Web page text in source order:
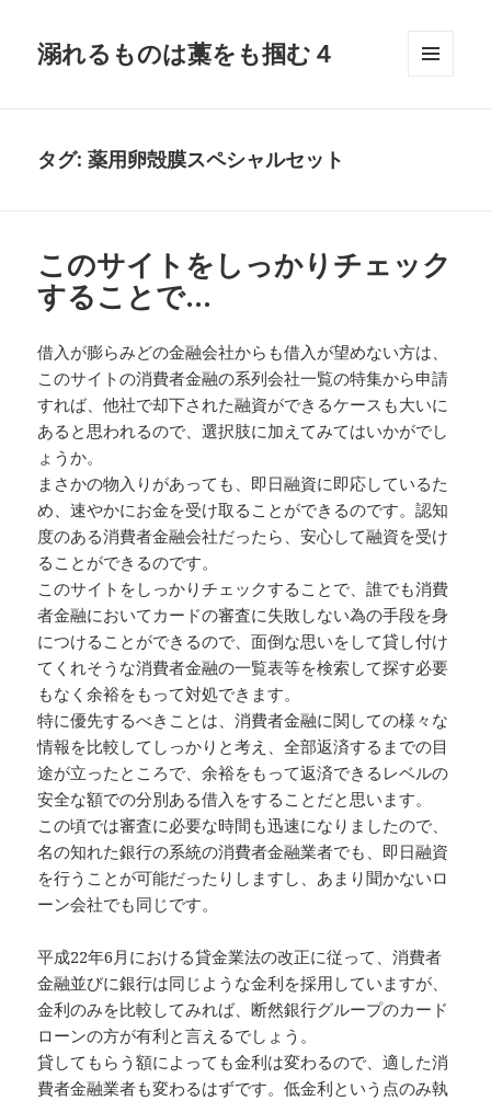
溺れるものは藁をも掴む４
タグ:薬用卵殻膜スペシャルセット
このサイトをしっかりチェック
することで…
借入が膨らみどの金融会社からも借入が望めない方は、
このサイトの消費者金融の系列会社一覧の特集から申請
すれば、他社で却下された融資ができるケースも大いに
あると思われるので、選択肢に加えてみてはいかがでし
ょうか。
まさかの物入りがあっても、即日融資に即応しているた
め、速やかにお金を受け取ることができるのです。認知
度のある消費者金融会社だったら、安心して融資を受け
ることができるのです。
このサイトをしっかりチェックすることで、誰でも消費
者金融においてカードの審査に失敗しない為の手段を身
につけることができるので、面倒な思いをして貸し付け
てくれそうな消費者金融の一覧表等を検索して探す必要
もなく余裕をもって対処できます。
特に優先するべきことは、消費者金融に関しての様々な
情報を比較してしっかりと考え、全部返済するまでの目
途が立ったところで、余裕をもって返済できるレベルの
安全な額での分別ある借入をすることだと思います。
この頃では審査に必要な時間も迅速になりましたので、
名の知れた銀行の系統の消費者金融業者でも、即日融資
を行うことが可能だったりしますし、あまり聞かないロ
ーン会社でも同じです。
平成22年6月における貸金業法の改正に従って、消費者
金融並びに銀行は同じような金利を採用していますが、
金利のみを比較してみれば、断然銀行グループのカード
ローンの方が有利と言えるでしょう。
貸してもらう額によっても金利は変わるので、適した消
費者金融業者も変わるはずです。低金利という点のみ執